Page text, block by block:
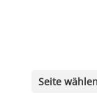
Seite wählen